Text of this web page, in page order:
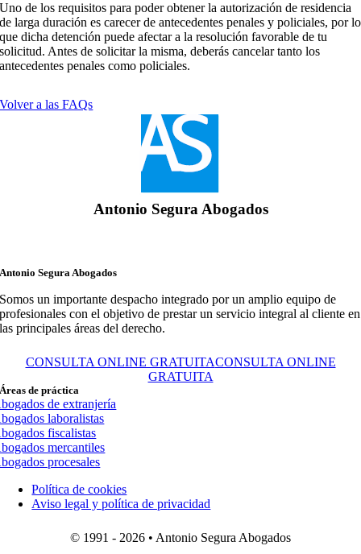
Uno de los requisitos para poder obtener la autorización de residencia
de larga duración es carecer de antecedentes penales y policiales, por lo
que dicha detención puede afectar a la resolución favorable de tu
solicitud. Antes de solicitar la misma, deberás cancelar tanto los
antecedentes penales como policiales.
Volver a las FAQs
Antonio Segura Abogados
Antonio Segura Abogados
Somos un importante despacho integrado por un amplio equipo de
profesionales con el objetivo de prestar un servicio integral al cliente en
las principales áreas del derecho.
CONSULTA ONLINE GRATUITACONSULTA ONLINE
GRATUITA
Áreas de práctica
de extranjería
laboralistas
fiscalistas
mercantiles
procesales
Política de cookies
Aviso legal y política de privacidad
© 1991 - 2026 • Antonio Segura Abogados